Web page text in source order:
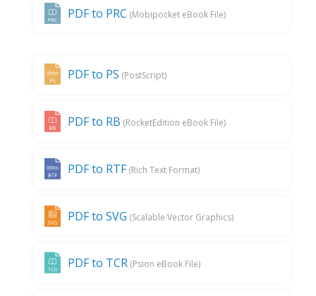
PDF to PRC (Mobipocket eBook File)
PDF to PS (PostScript)
PDF to RB (RocketEdition eBook File)
PDF to RTF (Rich Text Format)
PDF to SVG (Scalable Vector Graphics)
PDF to TCR (Psion eBook File)